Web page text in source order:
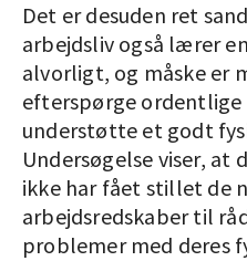
Det er desuden ret
arbejdsliv også lærer
alvorligt, og måske er
efterspørge
understøtte et godt
Undersøgelse viser, at
ikke har fået stillet de
arbejdsredskaber til
problemer med deres